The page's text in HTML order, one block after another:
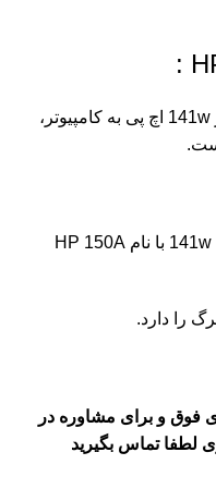
درگاه USB 2.0 برای اتصال پرینتر 141w اچ پی به کامپیوتر،
پرینتر سه کاره لیزری 141w با نام HP 150A
فوق و برای مشاوره در
لطفا تماس بگیرید